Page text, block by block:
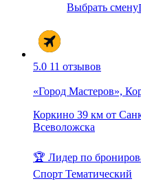
Выбрать смену
5.0 11 отзывов
«Город Мастеров»,
Коркино 39 км от
Всеволожска
🏆 Лидер по
Спорт Тематический